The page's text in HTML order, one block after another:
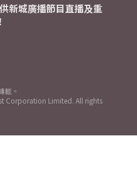
新城廣播節目直播及重
載。
Corporation Limited. All rights